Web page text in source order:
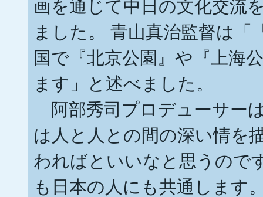
画を通じて中日の文化交流
ました。 青山真治監督は
国で『北京公園』や『上海
ます」と述べました。
阿部秀司プロデューサー
は人と人との間の深い情を
わればといいなと思うので
も日本の人にも共通します